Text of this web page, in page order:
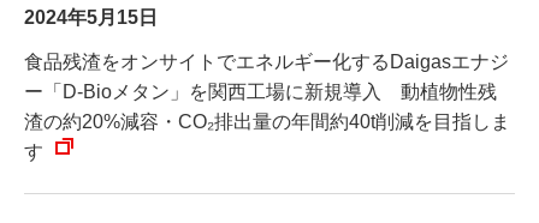
2024年5月15日
食品残渣をオンサイトでエネルギー化するDaigasエナジ
ー「D-Bioメタン」を関西工場に新規導入 動植物性残
渣の約20%減容・CO₂排出量の年間約40t削減を目指しま
す